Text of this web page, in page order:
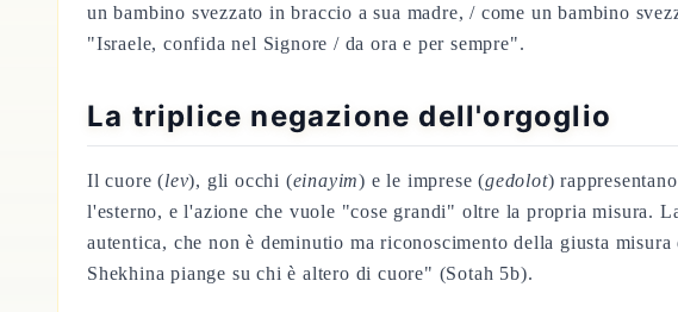
un bambino svezzato in braccio a sua madre, / come un bambino
"Israele, confida nel Signore / da ora e per sempre".
La triplice negazione dell'orgoglio
Il cuore (lev), gli occhi (einayim) e le imprese (gedolot)
l'esterno, e l'azione che vuole "cose grandi" oltre la propria misura.
autentica, che non è deminutio ma riconoscimento della giusta
Shekhina piange su chi è altero di cuore" (Sotah 5b).